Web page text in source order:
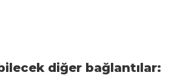
diğer bağlantılar: